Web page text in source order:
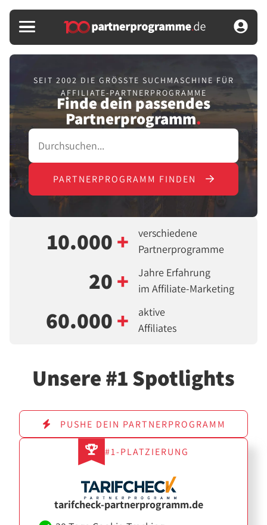
SEIT 2002 DIE GRÖSSTE SUCHMASCHINE FÜR
AFFILIATE-PARTNERPROGRAMME
Finde dein passendes
Partnerprogramm.
PARTNERPROGRAMM FINDEN
10.000+
verschiedene
Partnerprogramme
20+
Jahre Erfahrung
im Affiliate-Marketing
60.000+
aktive
Affiliates
Unsere #1 Spotlights
PUSHE DEIN PARTNERPROGRAMM
#1-PLATZIERUNG
tarifcheck-partnerprogramm.de